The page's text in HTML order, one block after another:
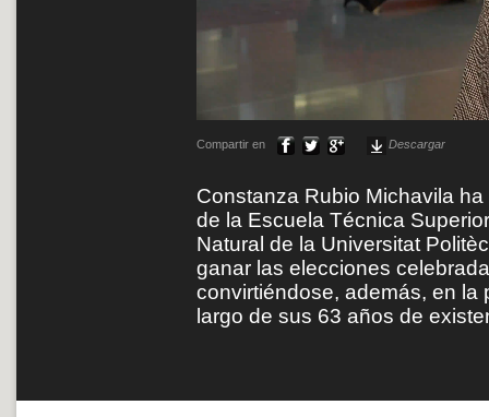
Compartir en Descargar
Constanza Rubio Michavila
de la Escuela Técnica
Natural de la Universitat
ganar las elecciones
convirtiéndose, además, en la
largo de sus 63 años de